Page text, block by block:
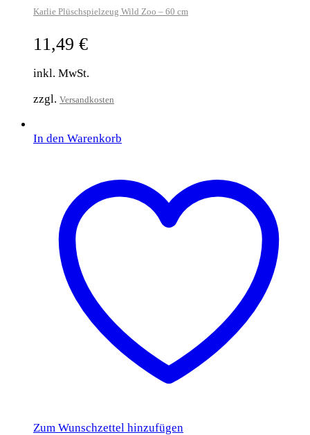
Karlie Plüschspielzeug Wild Zoo – 60 cm
11,49 €
inkl. MwSt.
zzgl. Versandkosten
In den Warenkorb
Zum Wunschzettel hinzufügen